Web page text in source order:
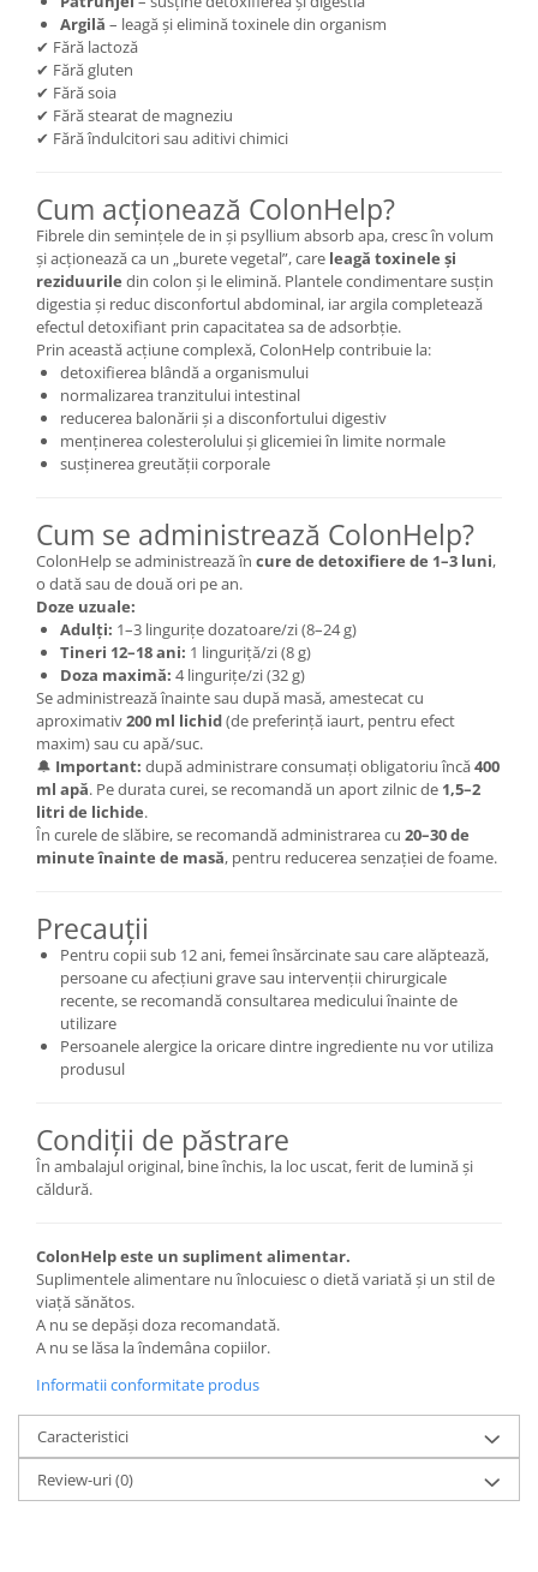
Argilă – leagă și elimină toxinele din organism
✔ Fără lactoză
✔ Fără gluten
✔ Fără soia
✔ Fără stearat de magneziu
✔ Fără îndulcitori sau aditivi chimici
Cum acționează ColonHelp?
Fibrele din semințele de in și psyllium absorb apa, cresc în volum
și acționează ca un „burete vegetal”, care leagă toxinele și
reziduurile din colon și le elimină. Plantele condimentare susțin
digestia și reduc disconfortul abdominal, iar argila completează
efectul detoxifiant prin capacitatea sa de adsorbție.
Prin această acțiune complexă, ColonHelp contribuie la:
detoxifierea blândă a organismului
normalizarea tranzitului intestinal
reducerea balonării și a disconfortului digestiv
menținerea colesterolului și glicemiei în limite normale
susținerea greutății corporale
Cum se administrează ColonHelp?
ColonHelp se administrează în cure de detoxifiere de 1–3 luni,
o dată sau de două ori pe an.
Doze uzuale:
Adulți: 1–3 lingurițe dozatoare/zi (8–24 g)
Tineri 12–18 ani: 1 linguriță/zi (8 g)
Doza maximă: 4 lingurițe/zi (32 g)
Se administrează înainte sau după masă, amestecat cu
aproximativ200 ml lichid(de preferință iaurt, pentru efect
maxim) sau cu apă/suc.
🔔 Important: după administrare consumați obligatoriu încă400
ml apă. Pe durata curei, se recomandă un aport zilnic de 1,5–2
litri de lichide.
În curele de slăbire, se recomandă administrarea cu 20–30 de
minute înainte de masă, pentru reducerea senzației de foame.
Precauții
Pentru copii sub 12 ani, femei însărcinate sau care alăptează,
persoane cu afecțiuni grave sau intervenții chirurgicale
recente, se recomandă consultarea medicului înainte de
utilizare
Persoanele alergice la oricare dintre ingrediente nu vor utiliza
produsul
Condiții de păstrare
În ambalajul original, bine închis, la loc uscat, ferit de lumină și
căldură.
ColonHelp este un supliment alimentar.
Suplimentele alimentare nu înlocuiesc o dietă variată și un stil de
viață sănătos.
A nu se depăși doza recomandată.
A nu se lăsa la îndemâna copiilor.
Informatii conformitate produs
Caracteristici
Review-uri(0)